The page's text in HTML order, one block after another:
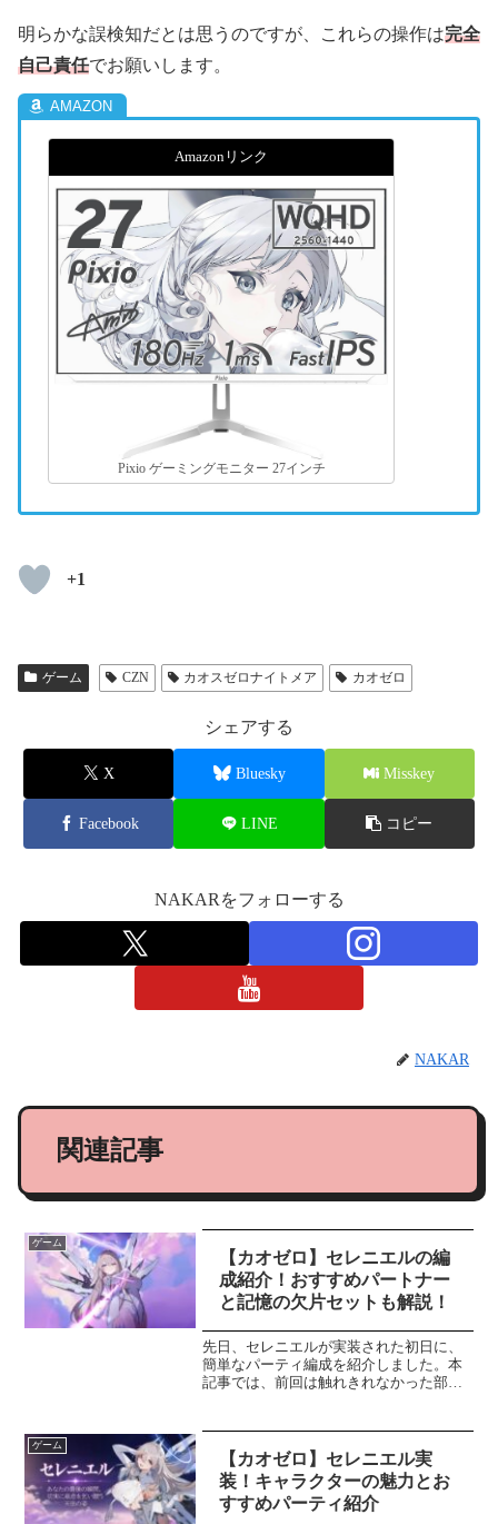
明らかな誤検知だとは思うのですが、これらの操作は完全
自己責任でお願いします。
Amazonリンク
Pixio ゲーミングモニター 27インチ
+1
ゲーム CZN カオスゼロナイトメア カオゼロ
シェアする
X Bluesky Misskey
Facebook LINE コピー
NAKARをフォローする
NAKAR
関連記事
ゲーム
【カオゼロ】セレニエルの編
成紹介！おすすめパートナー
と記憶の欠片セットも解説！
先日、セレニエルが実装された初日に、
簡単なパーティ編成を紹介しました。本
記事では、前回は触れきれなかった部分
パーティ編成を紹介していきます。な
お、本記事で紹介する編成は...
ゲーム
【カオゼロ】セレニエル実
装！キャラクターの魅力とお
すすめパーティ紹介